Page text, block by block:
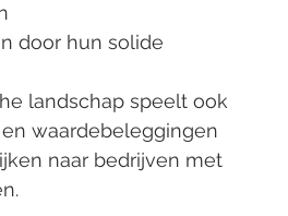
door hun solide
landschap speelt ook
waardebeleggingen
naar bedrijven met